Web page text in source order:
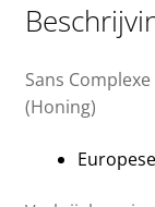
Sans
(Honing)